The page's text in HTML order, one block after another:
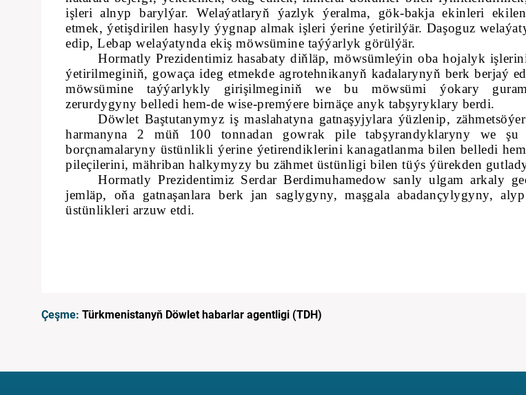
işleri alnyp barylýar. Welaýatlaryň ýazlyk ýeralma, gök-bakja ekinleri
etmek, ýetişdirilen hasyly ýygnap almak işleri ýerine ýetirilýär. Daşoguz
edip, Lebap welaýatynda ekiş möwsümine taýýarlyk görülýär.
Hormatly Prezidentimiz hasabaty diňläp, möwsümleýin oba hojalyk
ýetirilmeginiň, gowaça ideg etmekde agrotehnikanyň kadalarynyň berk berjaý
möwsümine taýýarlykly girişilmeginiň we bu möwsümi ýokary
zerurdygyny belledi hem-de wise-premýere birnäçe anyk tabşyryklary berdi.
Döwlet Baştutanymyz iş maslahatyna gatnaşyjylara ýüzlenip,
harmanyna 2 müň 100 tonnadan gowrak pile tabşyrandyklaryny we şu
borçnamalaryny üstünlikli ýerine ýetirendiklerini kanagatlanma bilen belledi
pileçilerini, mähriban halkymyzy bu zähmet üstünligi bilen tüýs ýürekden
Hormatly Prezidentimiz Serdar Berdimuhamedow sanly ulgam arkaly
jemläp, oňa gatnaşanlara berk jan saglygyny, maşgala abadançylygyny,
üstünlikleri arzuw etdi.
Çeşme: Türkmenistanyň Döwlet habarlar agentligi (TDH)